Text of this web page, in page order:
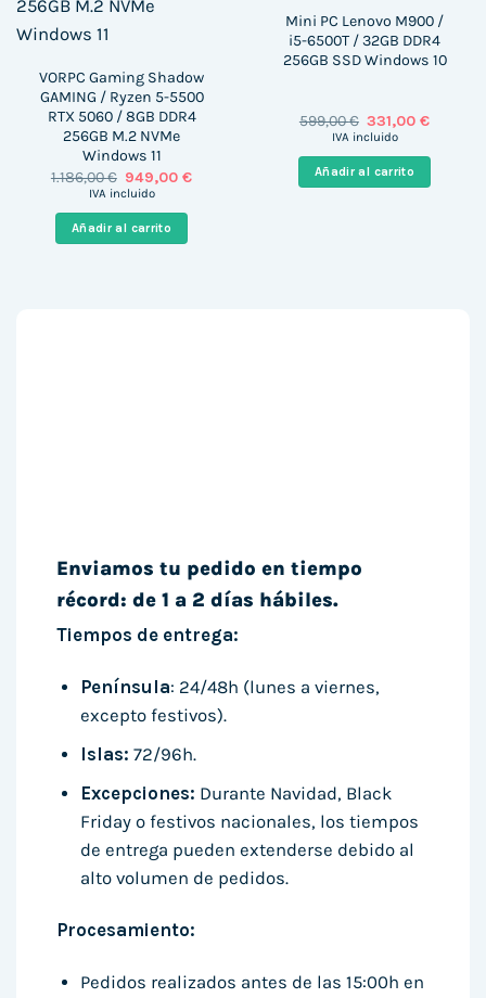
VORPC Gaming Shadow
GAMING / Ryzen 5-5500
RTX 5060 / 8GB DDR4
256GB M.2 NVMe
Windows 11
1.186,00€ El
precio
era:
1.186,00 €.
949,00€El
IVA incluido
Añadir al carrito
Mini PC Lenovo M900 /
i5-6500T / 32GB DDR4
256GB SSD Windows 10
599,00€ El
precio
era:
599,00 €.
331,00€El
es:
331,00
IVA incluido
Añadir al carrito
Enviamos tu pedido en tiempo
récord: de 1 a 2 días hábiles.
Tiempos de entrega:
Península: 24/48h (lunes a viernes,
excepto festivos).
Islas: 72/96h.
Excepciones: Durante Navidad, Black
Friday o festivos nacionales, los tiempos
de entrega pueden extenderse debido al
alto volumen de pedidos.
Procesamiento:
Pedidos realizados antes de las 15:00h en